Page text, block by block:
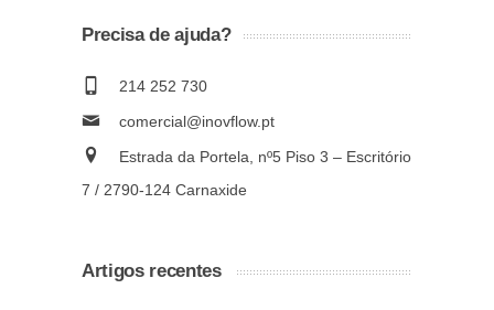
Precisa de ajuda?
214 252 730
comercial@inovflow.pt
Estrada da Portela, nº5 Piso 3 – Escritório
7 / 2790-124 Carnaxide
Artigos recentes